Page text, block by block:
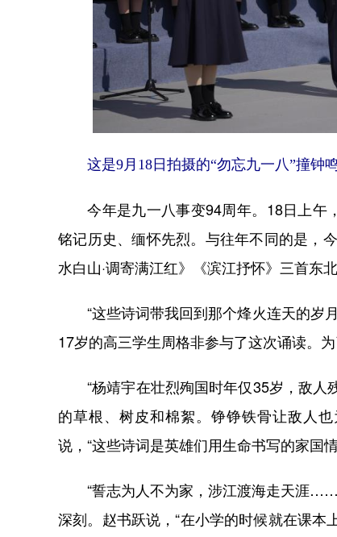
这是9月18日拍摄的“勿忘九一八”撞钟
今年是九一八事变94周年。18日上午，
铭记历史、缅怀先烈。与往年不同的是，
水白山·调寄满江红》《滨江抒怀》三首东
“这些诗词带我回到那个烽火连天的岁月
17岁的高三学生周格非参与了这次诵读。
“杨靖宇在壮烈殉国时年仅35岁，敌人
的草根、树皮和棉絮。铮铮铁骨让敌人
说，“这些诗词是英雄们用生命书写的家国
“誓志为人不为家，涉江渡海走天涯
深刻。赵书跃说，“在小学的时候就在课本